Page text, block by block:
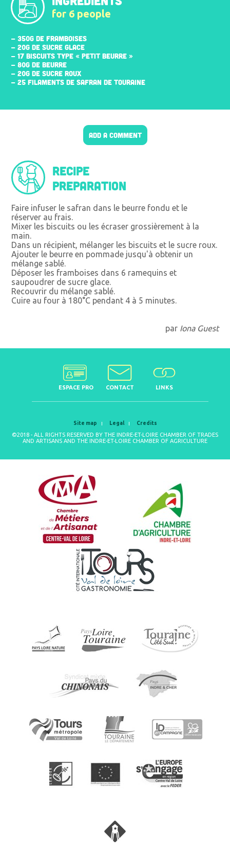
for 6 people
- 350G DE FRAMBOISES
- 20G DE SUCRE GLACE
- 17 BISCUITS TYPE « PETIT BEURRE »
- 80G DE BEURRE
- 20G DE SUCRE ROUX
- 25 FILAMENTS DE SAFRAN DE TOURAINE
ADD A COMMENT
Recipe
preparation
Faire infuser le safran dans le beurre fondu et le
réserver au frais.
Mixer les biscuits ou les écraser grossièrement à la
main.
Dans un récipient, mélanger les biscuits et le sucre roux.
Ajouter le beurre en pommade jusqu'à obtenir un
mélange sablé.
Déposer les framboises dans 6 ramequins et
saupoudrer de sucre glace.
Recouvrir du mélange sablé.
Cuire au four à 180°C pendant 4 à 5 minutes.
par Iona Guest
ESPACE PRO CONTACT LINKS
Site map Legal Credits
©2018 - ALL RIGHTS RESERVED BY THE INDRE-ET-LOIRE CHAMBER OF TRADES
AND ARTISANS AND THE INDRE-ET-LOIRE CHAMBER OF AGRICULTURE